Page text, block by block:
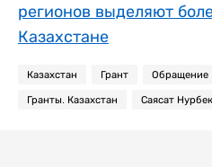
регионов выделяют
Казахстане
Казахстан Грант Обращение
Гранты. Казахстан Саясат Нурбек